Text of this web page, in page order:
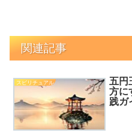
関連記事
スピリチュアル
五円
方に
践ガ